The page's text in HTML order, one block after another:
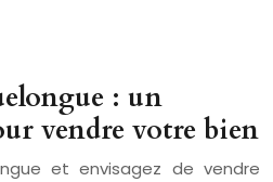
: un
vendre votre bien
et envisagez de vendre